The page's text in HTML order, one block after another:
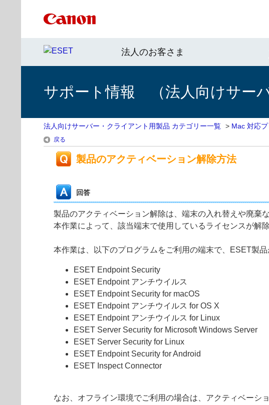
法人のお客さま
サポート情報 （法人向けサー
法人向けサーバー・クライアント用製品 カテゴリー一覧 > Mac 対応
戻る
製品のアクティベーション解除方法
回答
製品のアクティベーション解除は、端末の入れ替えや廃棄
本作業によって、該当端末で使用しているライセンスが解
本作業は、以下のプログラムをご利用の端末で、ESET製品
ESET Endpoint Security
ESET Endpoint アンチウイルス
ESET Endpoint Security for macOS
ESET Endpoint アンチウイルス for OS X
ESET Endpoint アンチウイルス for Linux
ESET Server Security for Microsoft Windows Server
ESET Server Security for Linux
ESET Endpoint Security for Android
ESET Inspect Connector
なお、オフライン環境でご利用の場合は、アクティベーシ